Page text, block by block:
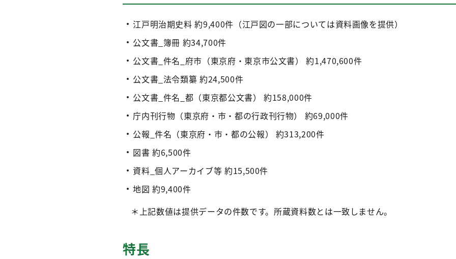
江戸明治期史料 約9,400件（江戸図の一部については資料画像を提供）
公文書_簿冊 約34,700件
公文書_件名_府市（東京府・東京市公文書） 約1,470,600件
公文書_法令類纂 約24,500件
公文書_件名_都（東京都公文書） 約158,000件
庁内刊行物（東京府・市・都の行政刊行物） 約69,000件
公報_件名（東京府・市・都の公報） 約313,200件
図書 約6,500件
資料_個人アーカイブ等 約15,500件
地図 約9,400件
＊上記数値は提供データの件数です。所蔵資料数とは一致しません。
特長